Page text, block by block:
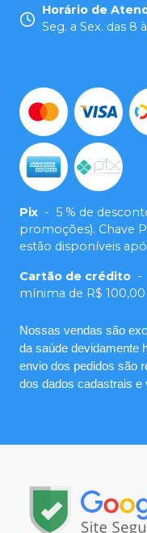
Horário de
Seg. a Sex. das 8
Pix - 5 % de
promoções). Chave
estão disponíveis
Cartão de crédito -
mínima de R$ 100,00
Nossas vendas são
da saúde devidamente
envio dos pedidos são
dos dados cadastrais e